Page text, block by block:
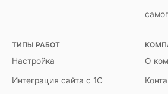
ТИПЫ РАБОТ
Настройка
Интеграция сайта с 1С
О